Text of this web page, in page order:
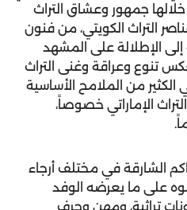
جمهور وعشاق التراث
التراث الكويتي، من فنون
إلى الإطلالة على المشهد
تنوع وعراقة وغنى التراث
الكثير من الملامح الأساسية
الإماراتي خصوصاً،
الشارقة في مختلف أرجاء
على ما يعرضه الوفد
تراثية، ومهن وحرف